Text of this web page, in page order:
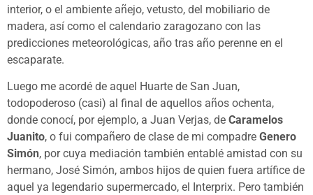
interior, o el ambiente añejo, vetusto, del mobiliario de
madera, así como el calendario zaragozano con las
predicciones meteorológicas, año tras año perenne en el
escaparate.
Luego me acordé de aquel Huarte de San Juan,
todopoderoso (casi) al final de aquellos años ochenta,
donde conocí, por ejemplo, a Juan Verjas, de Caramelos
Juanito, o fui compañero de clase de mi compadre Genero
Simón, por cuya mediación también entablé amistad con su
hermano, José Simón, ambos hijos de quien fuera artífice de
aquel ya legendario supermercado, el Interprix. Pero también